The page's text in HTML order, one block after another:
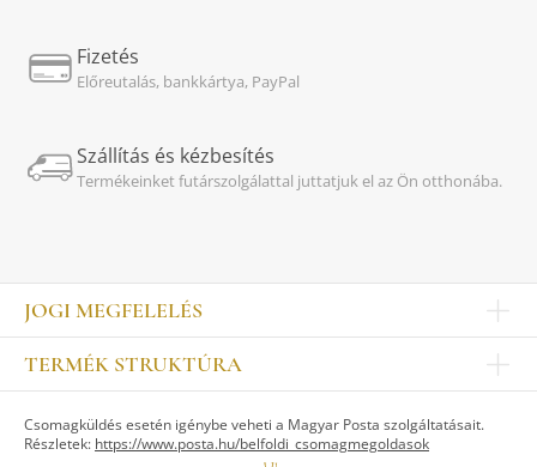
Fizetés
Előreutalás, bankkártya, PayPal
Szállítás és kézbesítés
Termékeinket futárszolgálattal juttatjuk el az Ön otthonába.
JOGI MEGFELELÉS
Impresszum
Kapcsolat
Jogi nyilatkozat
TERMÉK STRUKTÚRA
ASZTALKULTÚRA
Csomagküldés esetén igénybe veheti a Magyar Posta szolgáltatásait.
Részletek: https://www.posta.hu/belfoldi_csomagmegoldasok